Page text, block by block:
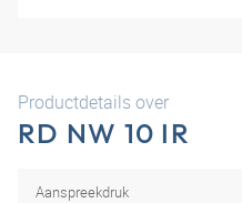
Productdetails over
RD NW 10 IR
Aanspreekdruk